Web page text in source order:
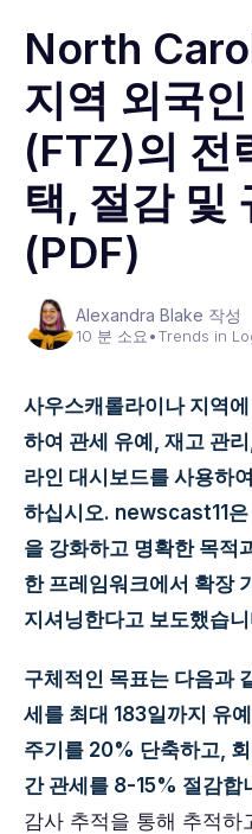
North
지역 외국
(FTZ)의 전
택, 절감 및
(PDF)
Alexandra Blake 작성
10 분 소요 •Trends in
사우스캐롤라이나 지역
하여 관세 유예, 재고 관
라인 대시보드를 사용하
하십시오. newscast11
을 강화하고 명확한 목적
한 프레임워크에서 확장
지셔닝한다고 보도했습
구체적인 목표는 다음과
세를 최대 183일까지 유
주기를 20% 단축하고,
간 관세를 8-15% 절감합
감사 추적을 통해 추적